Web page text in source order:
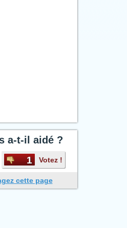
a-t-il aidé ?
1 Votez !
cette page